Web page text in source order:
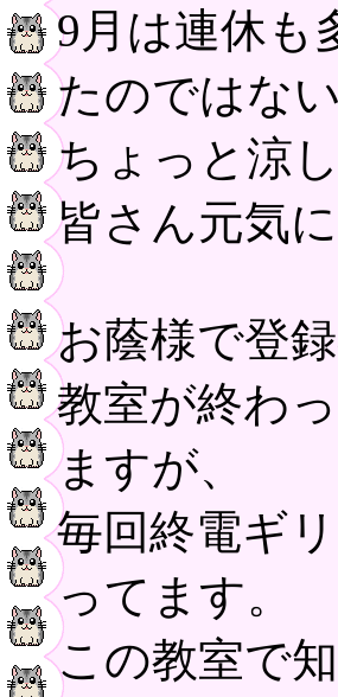
9月は連休も
たのではな
ちょっと涼
皆さん元気
お蔭様で登
教室が終わ
ますが、
毎回終電ギ
ってます。
この教室で